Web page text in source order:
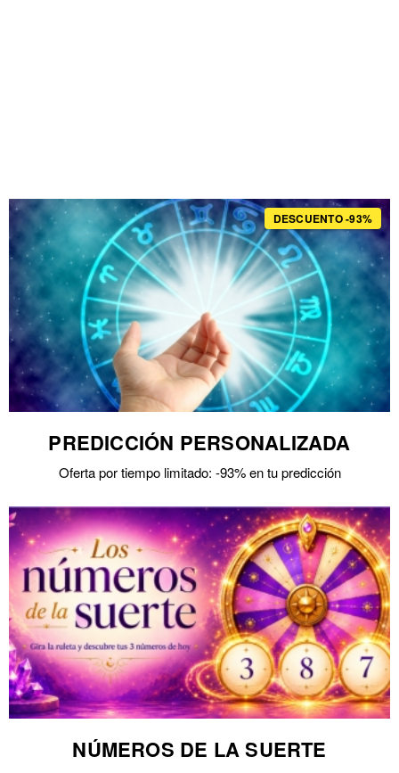
DESCUENTO -93%
PREDICCIÓN PERSONALIZADA
Oferta por tiempo limitado: -93% en tu predicción
NÚMEROS DE LA SUERTE